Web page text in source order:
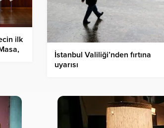
ilk
İstanbul Valiliği’nden fırtına
uyarısı